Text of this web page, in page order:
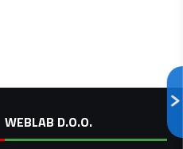
WEBLAB D.O.O.